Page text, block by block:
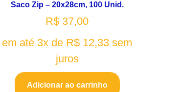
Saco Zip – 20x28cm, 100 Unid.
R$ 37,00
em até 3x de R$ 12,33 sem
juros
Adicionar ao carrinho